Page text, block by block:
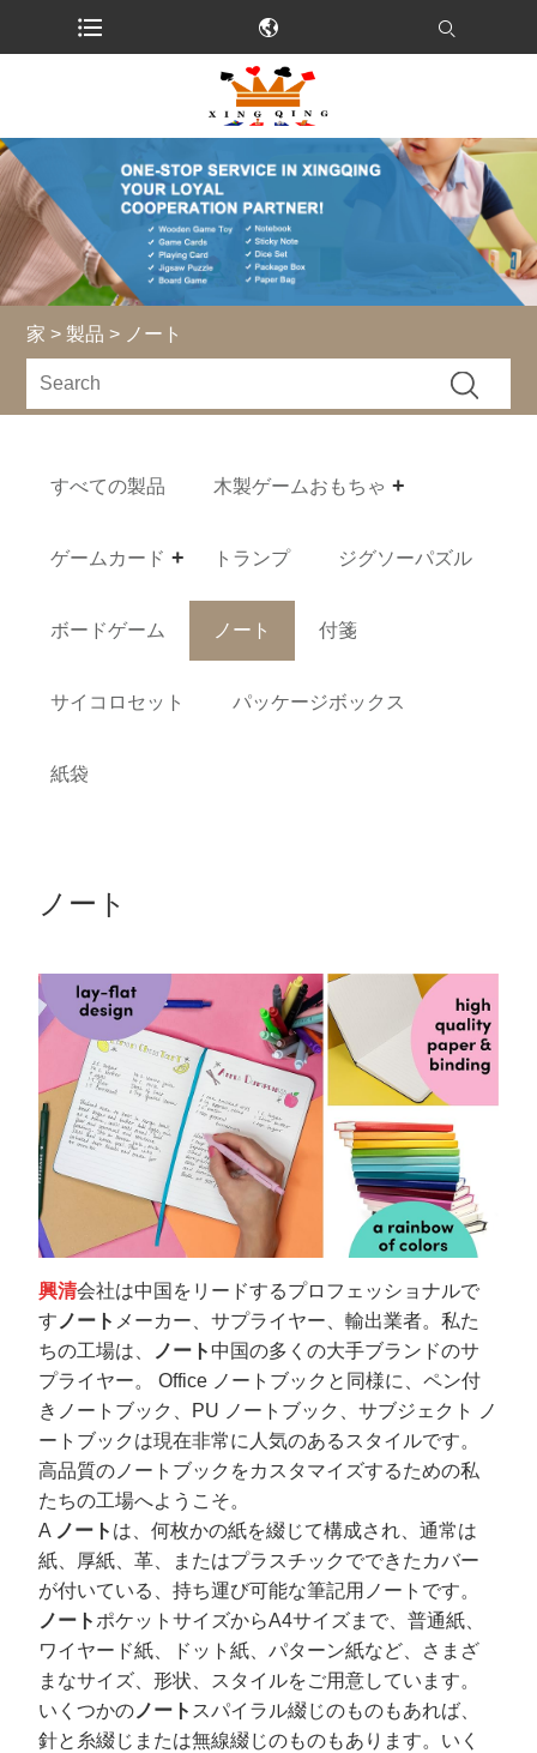
家 > 製品 > ノート
すべての製品 木製ゲームおもちゃ
ゲームカード トランプ ジグソーパズル
ボードゲーム ノート 付箋
サイコロセット パッケージボックス
紙袋
ノート
興清会社は中国をリードするプロフェッショナルで
す ノート メーカー、サプライヤー、輸出業者。私た
ちの工場は、
ノート 中国の多くの大手ブランドのサ
プライヤー。 Office ノートブックと同様に、ペン付
きノートブック、PU ノートブック、サブジェクト ノ
ートブックは現在非常に人気のあるスタイルです。
高品質のノートブックをカスタマイズするための私
たちの工場へようこそ。
A ノート は、何枚かの紙を綴じて構成され、通常は
紙、厚紙、革、またはプラスチックでできたカバー
が付いている、持ち運び可能な筆記用ノートです。
ノート ポケットサイズからA4サイズまで、普通紙、
ワイヤード紙、ドット紙、パターン紙など、さまざ
まなサイズ、形状、スタイルをご用意しています。
いくつかの ノート スパイラル綴じのものもあれば、
針と糸綴じまたは無線綴じのものもあります。いく